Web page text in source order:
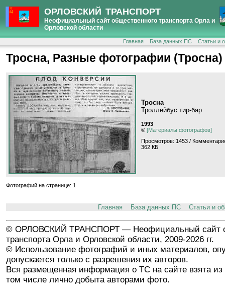
ОРЛОВСКИЙ ТРАНСПОРТ
Неофициальный сайт общественного транспорта Орла и
Орловской области
Главная База данных ПС Статьи и
Тросна, Разные фотографии (Тросна)
Тросна
Троллейбус тир-бар
1993
© [Материалы фотографов]
Просмотров: 1453 /
362 КБ
Фотографий на странице: 1
Главная База данных ПС Статьи и
© ОРЛОВСКИЙ ТРАНСПОРТ — Неофициальный сайт
транспорта Орла и Орловской области, 2009-2026 гг.
© Использование фотографий и иных материалов,
допускается только с разрешения их авторов.
Вся размещенная информация о ТС на сайте взята из
том числе лично добыта авторами фото.